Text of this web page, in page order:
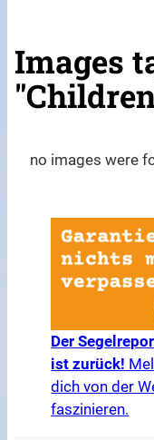
Images
no images were
Der
ist zurück!
dich von der
faszinieren.